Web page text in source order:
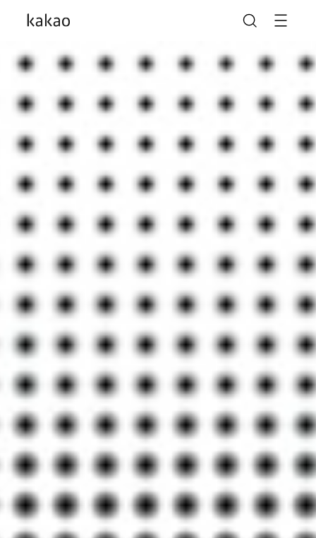
카카오가 AI를 만나
일상을 다시 한번 새롭게
나의 가능성을 더 크게
말도 안 되는 놀라움이
말도 안 되게 많아지도록